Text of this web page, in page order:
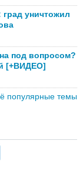
уничтожил
под вопросом?
[+ВИДЕО]
популярные темы